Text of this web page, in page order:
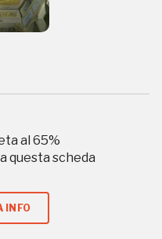
al 65%
questa scheda
INFO
riservate agli iscritti
Sansevero
Palazzo Strozzi